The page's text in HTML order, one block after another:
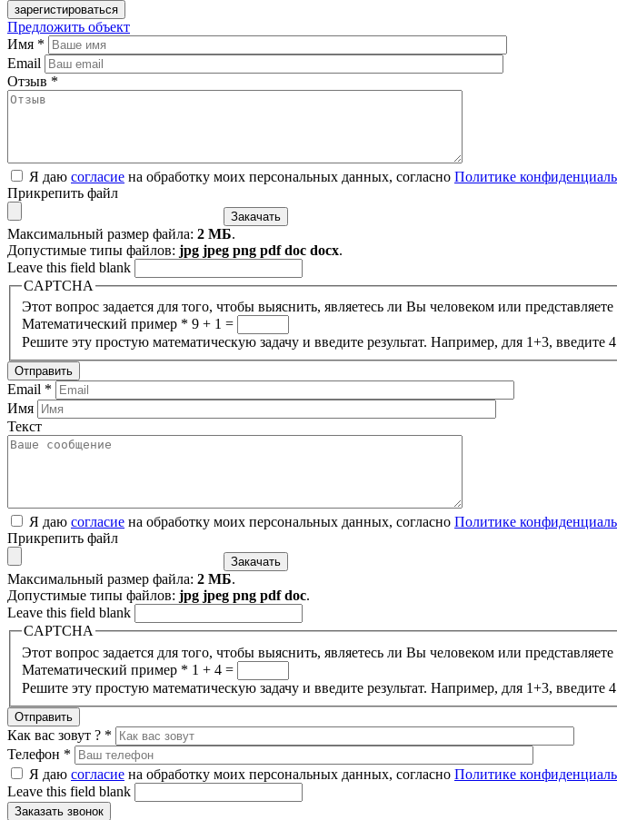
Предложить объект
Имя *
Email
Отзыв *
Я даю согласие на обработку моих персональных данных, согласно Политике
Прикрепить файл
Максимальный размер файла: 2 МБ.
Допустимые типы файлов: jpg jpeg png pdf doc docx.
Leave this field blank
CAPTCHA
Этот вопрос задается для того, чтобы выяснить, являетесь ли Вы человеком или
Математический пример * 9 + 1 =
Решите эту простую математическую задачу и введите результат. Например, для 1+3, введите
Email *
Имя
Текст
Я даю согласие на обработку моих персональных данных, согласно Политике
Прикрепить файл
Максимальный размер файла: 2 МБ.
Допустимые типы файлов: jpg jpeg png pdf doc.
Leave this field blank
CAPTCHA
Этот вопрос задается для того, чтобы выяснить, являетесь ли Вы человеком или
Математический пример * 1 + 4 =
Решите эту простую математическую задачу и введите результат. Например, для 1+3, введите
Как вас зовут ? *
Телефон *
Я даю согласие на обработку моих персональных данных, согласно Политике
Leave this field blank